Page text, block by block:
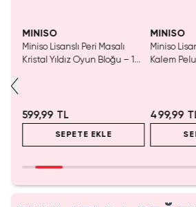
MINISO
Miniso Lisanslı Peri Masalı
Kristal Yıldız Oyun Bloğu – 14
599,99 TL
SEPETE EKLE
MINISO
Miniso
Kalem
499,99